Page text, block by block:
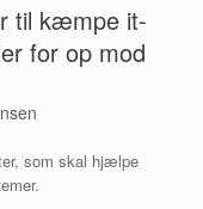
til kæmpe it-
for op mod
som skal hjælpe